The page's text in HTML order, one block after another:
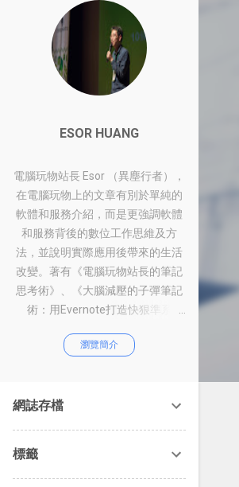
ESOR HUANG
電腦玩物站長 Esor （異塵行者），
在電腦玩物上的文章有別於單純的
軟體和服務介紹，而是更強調軟體
和服務背後的數位工作思維及方
法，並說明實際應用後帶來的生活
改變。著有《電腦玩物站長的筆記
思考術》、《大腦減壓的子彈筆記
術：用Evernote打造快狠準系
作術：從職場到人生的100個聰明
瀏覽簡介
網誌存檔
標籤